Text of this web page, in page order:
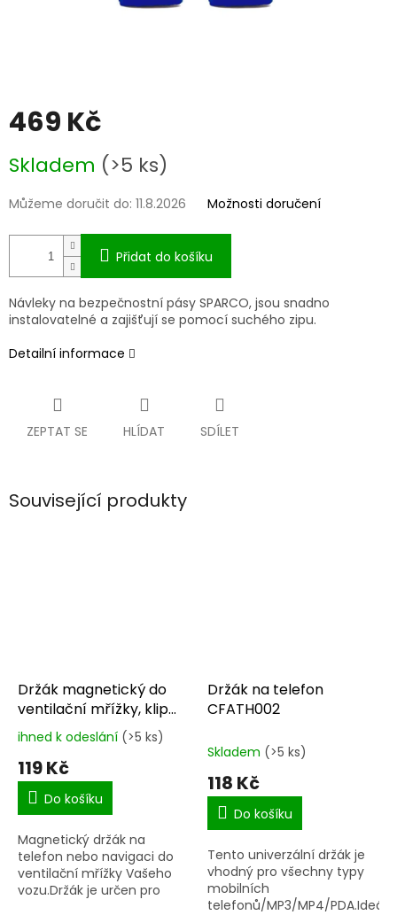
469 Kč
cena:
Skladem (>5 ks)
Můžeme doručit do: 11.8.2026 Možnosti doručení
Přidat do košíku
Návleky na bezpečnostní pásy SPARCO, jsou snadno
instalovatelné a zajišťují se pomocí suchého zipu.
Detailní informace
ZEPTAT SE HLÍDAT SDÍLET
Související produkty
Držák magnetický do
ventilační mřížky, klip
CF26116
Průměrné
hodnocení
produktu
5,0
5
hvězdiček.
ihned k odeslání (>5 ks)
119 Kč
Do košíku
Magnetický držák na
telefon nebo navigaci do
ventilační mřížky Vašeho
vozu.Držák je určen pro
Držák na telefon
CFATH002
Skladem (>5 ks)
118 Kč
Do košíku
Tento univerzální držák je
vhodný pro všechny typy
mobilních
telefonů/MP3/MP4/PDA.Ideální